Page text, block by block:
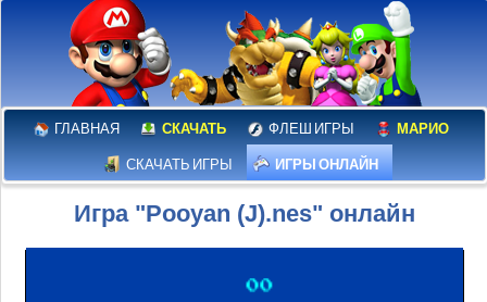
ГЛАВНАЯ СКАЧАТЬ ФЛЕШ ИГРЫ МАРИО
СКАЧАТЬ ИГРЫ ИГРЫ ОНЛАЙН
Игра "Pooyan (J).nes" онлайн